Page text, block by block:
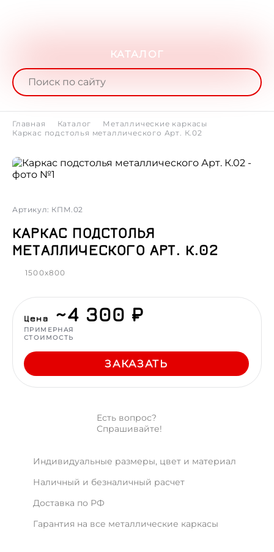
КАТАЛОГ
Главная Каталог
Металлические каркасы
Каркас подстолья металлического Арт. К.02
Артикул: КПМ.02
КАРКАС ПОДСТОЛЬЯ
МЕТАЛЛИЧЕСКОГО АРТ. К.02
1500x800
ЗАКАЗАТЬ
Цена ~4 300 ₽
ПРИМЕРНАЯ
СТОИМОСТЬ
Есть вопрос?
Спрашивайте!
Индивидуальные размеры, цвет и материал
Наличный и безналичный расчет
Доставка по РФ
Гарантия на все металлические каркасы